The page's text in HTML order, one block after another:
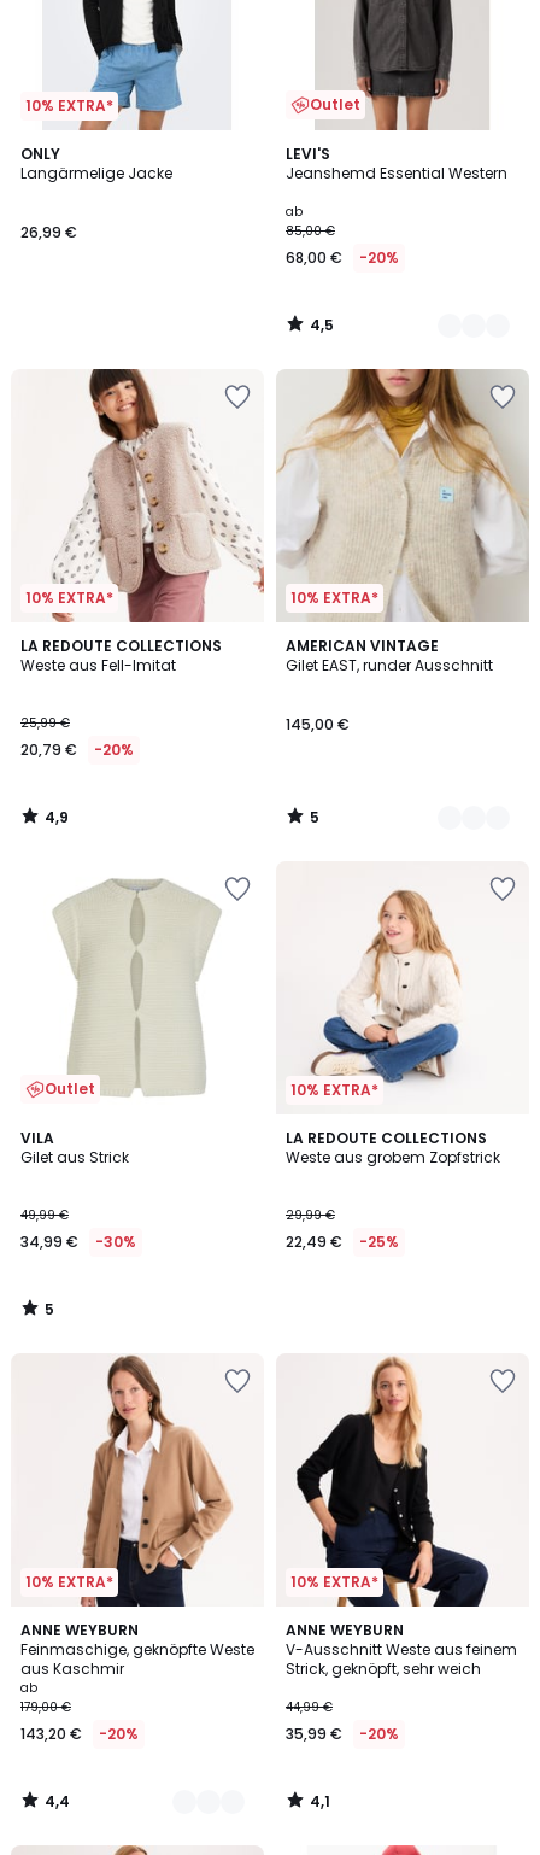
10% EXTRA*
ONLY
Langärmelige Jacke
26,99 €
Outlet
LEVI'S
Jeanshemd Essential Western
ab
85,00 €
68,00 € -20%
4,5
/ 5
2
Farben
4,5
/
10% EXTRA*
LA REDOUTE COLLECTIONS
Weste aus Fell-Imitat
25,99 €
20,79 € -20%
4,9
/ 5
4,9
/
10% EXTRA*
AMERICAN VINTAGE
Gilet EAST, runder Ausschnitt
145,00 €
5
/
4
Farben
5
/
Outlet
VILA
Gilet aus Strick
49,99 €
34,99 € -30%
5
/
5
/
10% EXTRA*
LA REDOUTE COLLECTIONS
Weste aus grobem Zopfstrick
29,99 €
22,49 € -25%
10% EXTRA*
ANNE WEYBURN
Feinmaschige, geknöpfte Weste
aus Kaschmir
ab
179,00 €
143,20 € -20%
4,4
/ 5
2
Farben
4,4
/
10% EXTRA*
ANNE WEYBURN
V-Ausschnitt Weste aus feinem
Strick, geknöpft, sehr weich
44,99 €
35,99 € -20%
4,1
/ 5
4,1
/